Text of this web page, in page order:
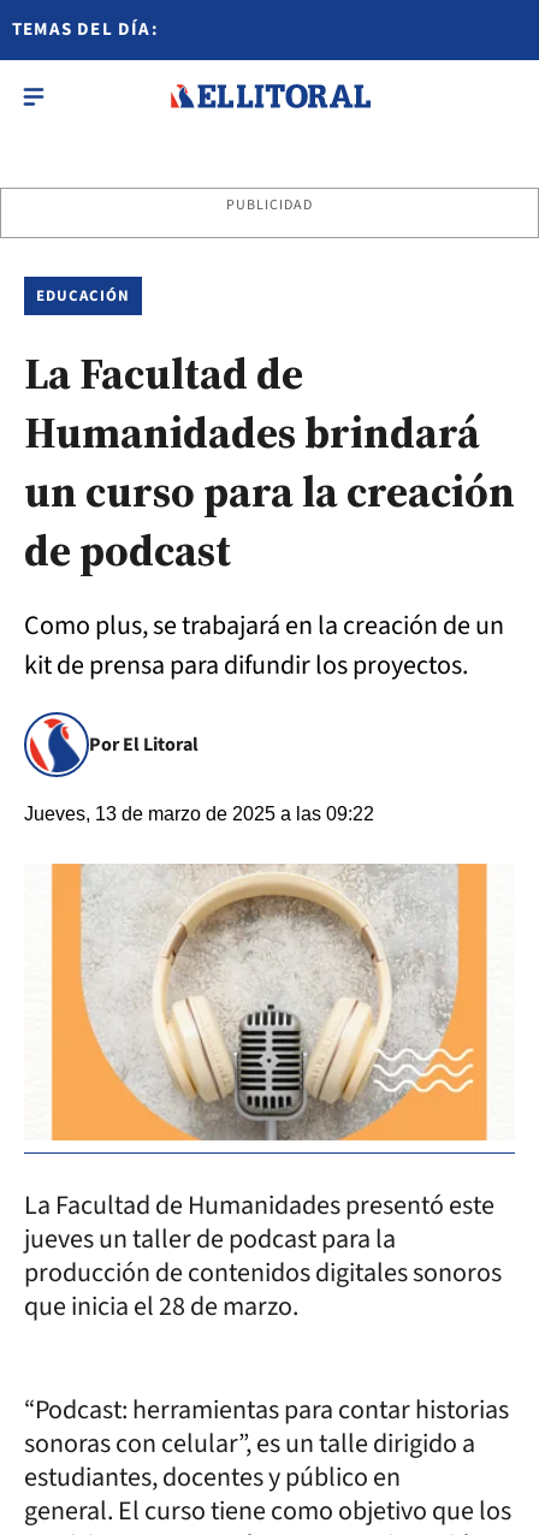
TEMAS DEL DÍA:
PUBLICIDAD
EDUCACIÓN
La Facultad de
Humanidades brindará
un curso para la creación
de podcast
Como plus, se trabajará en la creación de un
kit de prensa para difundir los proyectos.
Por El Litoral
Jueves, 13 de marzo de 2025 a las 09:22
La Facultad de Humanidades presentó este
jueves un taller de podcast para la
producción de contenidos digitales sonoros
que inicia el 28 de marzo.
“Podcast: herramientas para contar historias
sonoras con celular”, es un talle dirigido a
estudiantes, docentes y público en
general. El curso tiene como objetivo que los